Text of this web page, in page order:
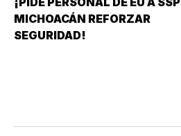
MICHOACÁN REFORZAR
SEGURIDAD!